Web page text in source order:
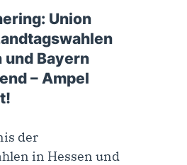
Union
und Bayern
– Ampel
der
in Hessen und